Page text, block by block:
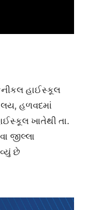
હાઈસ્કૂલ
હળવદમાં
ખાતેથી તા.
જીલ્લા
છે